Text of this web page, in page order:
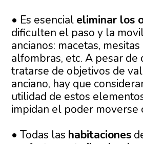
• Es esencial eliminar los
dificulten el paso y la
ancianos: macetas,
alfombras, etc. A pesar de
tratarse de objetivos de
anciano, hay que
utilidad de estos
impidan el poder moverse
• Todas las habitaciones